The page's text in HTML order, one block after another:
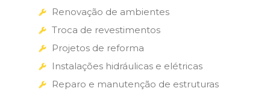
Renovação de ambientes
Troca de revestimentos
Projetos de reforma
Instalações hidráulicas e elétricas
Reparo e manutenção de estruturas